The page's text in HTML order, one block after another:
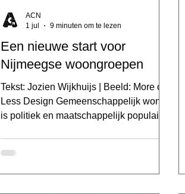
Een nieuwe start voor
Nijmeegse woongroepen
Tekst: Jozien Wijkhuijs | Beeld: More or
Less Design Gemeenschappelijk wonen
is politiek en maatschappelijk populair,
ruimte op alle fronten wordt gestreden, is
het een manier om voor meer mensen
ACN
1 jul
9 minuten om te lezen